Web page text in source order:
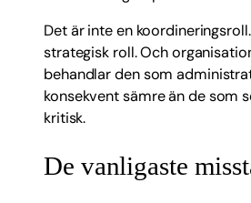
Det är inte en
strategisk roll. Och
behandlar den som
konsekvent sämre än de som
kritisk.
De vanligaste